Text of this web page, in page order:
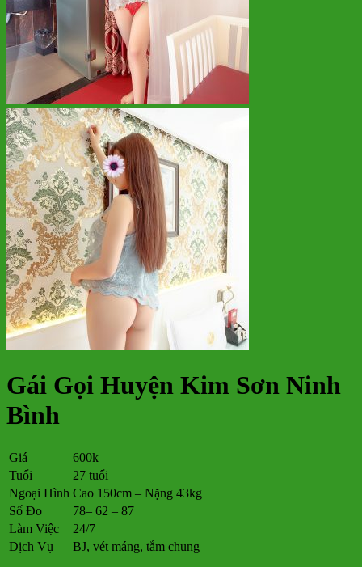
Gái Gọi Huyện Kim Sơn Ninh
Bình
Giá
600k
Tuổi
27 tuổi
Ngoại Hình Cao 150cm – Nặng 43kg
Số Đo
78– 62 – 87
Làm Việc
24/7
Dịch Vụ
BJ, vét máng, tắm chung